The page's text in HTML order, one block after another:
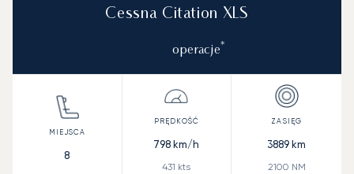
Cessna Citation XLS
operacje*
8
798 km/h
431 kts
3889 km
2100 NM